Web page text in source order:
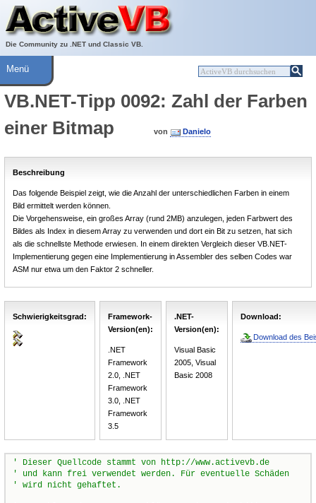
Die Community zu .NET und Classic VB.
Über ActiveVB
Hilfe
Menü
VB.NET-Tipp 0092: Zahl der Farben
einer Bitmap
von Danielo
Beschreibung
Das folgende Beispiel zeigt, wie die Anzahl der unterschiedlichen Farben in einem
Bild ermittelt werden können.
Die Vorgehensweise, ein großes Array (rund 2MB) anzulegen, jeden Farbwert des
Bildes als Index in diesem Array zu verwenden und dort ein Bit zu setzen, hat sich
als die schnellste Methode erwiesen. In einem direkten Vergleich dieser VB.NET-
Implementierung gegen eine Implementierung in Assembler des selben Codes war
ASM nur etwa um den Faktor 2 schneller.
Schwierigkeitsgrad:
Framework-
Version(en):
.NET
Framework
2.0, .NET
Framework
3.0, .NET
Framework
3.5
.NET-
Version(en):
Visual Basic
2005, Visual
Basic 2008
Download:
Download des